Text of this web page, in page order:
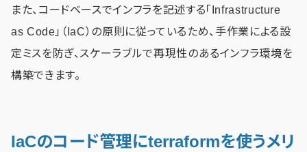
また、コードベースでインフラを記述する「Infrastructure
as Code」（IaC）の原則に従っているため、手作業による設
定ミスを防ぎ、スケーラブルで再現性のあるインフラ環境を
構築できます。
IaCのコード管理にterraformを使うメリ